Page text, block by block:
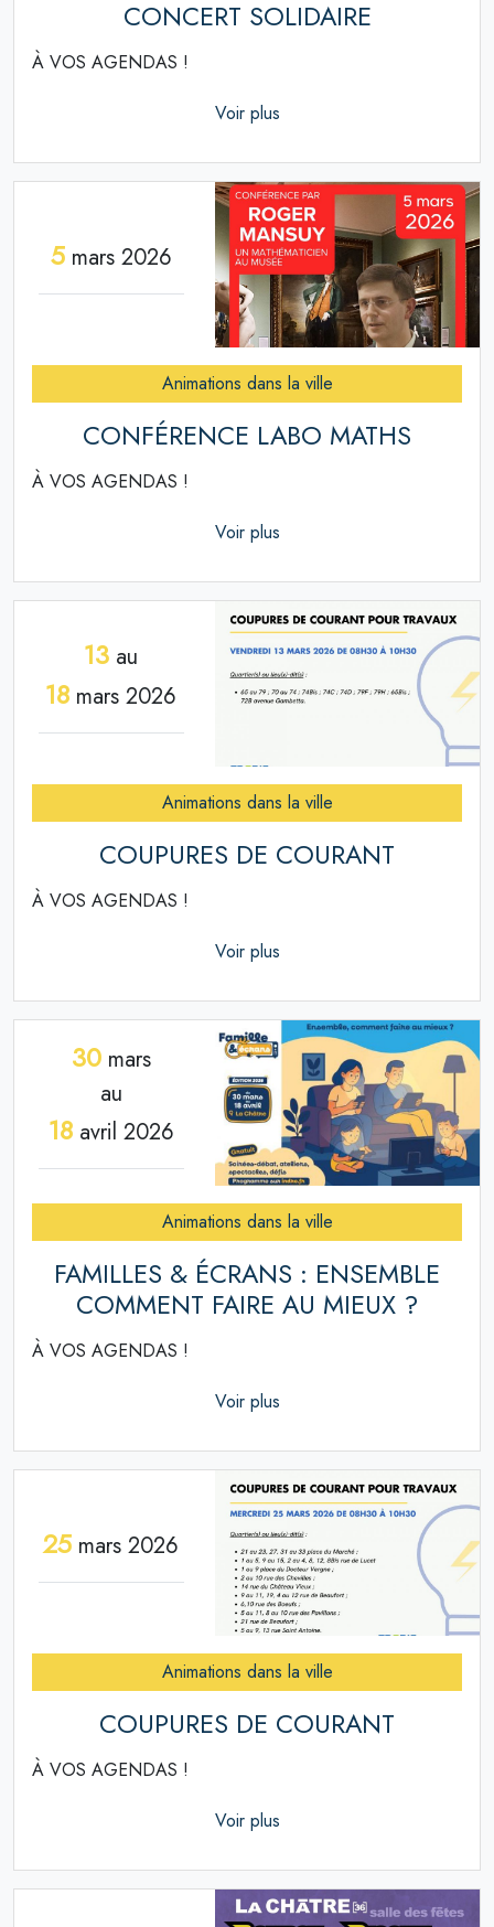
CONCERT SOLIDAIRE
À VOS AGENDAS !
Voir plus
5mars 2026
Animations dans la ville
CONFÉRENCE LABO MATHS
À VOS AGENDAS !
Voir plus
13 au
18 mars 2026
Animations dans la ville
COUPURES DE COURANT
À VOS AGENDAS !
Voir plus
30mars
au
18avril 2026
Animations dans la ville
FAMILLES & ÉCRANS : ENSEMBLE
COMMENT FAIRE AU MIEUX ?
À VOS AGENDAS !
Voir plus
25 mars 2026
Animations dans la ville
COUPURES DE COURANT
À VOS AGENDAS !
Voir plus